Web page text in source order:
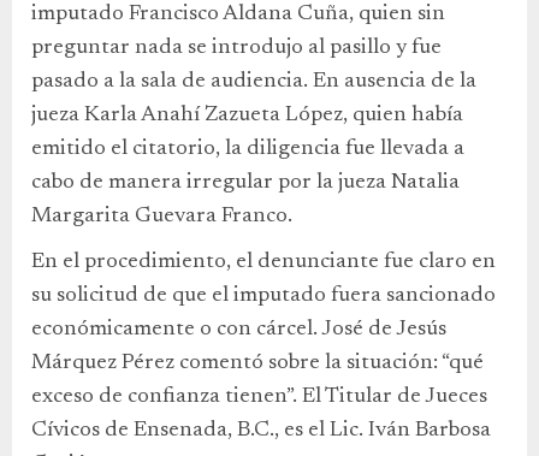
imputado Francisco Aldana Cuña, quien sin
preguntar nada se introdujo al pasillo y fue
pasado a la sala de audiencia. En ausencia de la
jueza Karla Anahí Zazueta López, quien había
emitido el citatorio, la diligencia fue llevada a
cabo de manera irregular por la jueza Natalia
Margarita Guevara Franco.
En el procedimiento, el denunciante fue claro en
su solicitud de que el imputado fuera sancionado
económicamente o con cárcel. José de Jesús
Márquez Pérez comentó sobre la situación: “qué
exceso de confianza tienen”. El Titular de Jueces
Cívicos de Ensenada, B.C., es el Lic. Iván Barbosa